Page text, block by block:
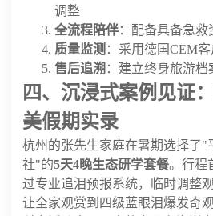
调整
全流程陪伴：配备具备急
质量监测 ：采用德国CEM
售后追溯 ：建立终身旅游
四、沉浸式案例见证
美假期实录
杭州的张先生家庭在暑期选择了"
社"的5天4晚生态研学套餐。行程
过专业追泪预报系统，临时调整
让全家观赏到四级蓝眼泪爆发奇